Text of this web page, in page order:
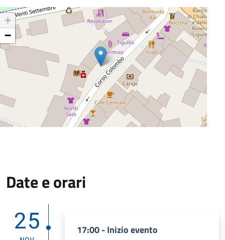
+
−
Date e orari
25 17:00 - Inizio evento